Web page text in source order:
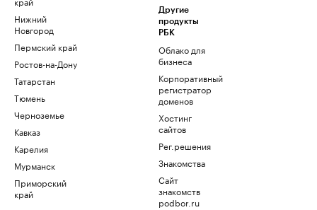
Нижний
Новгород
Пермский край
Ростов-на-Дону
Татарстан
Тюмень
Черноземье
Кавказ
Карелия
Мурманск
Приморский
край
Другие
продукты
РБК
Облако для
бизнеса
Корпоративный
регистратор
доменов
Хостинг
сайтов
Рег.решения
Знакомства
Сайт
знакомств
podbor.ru